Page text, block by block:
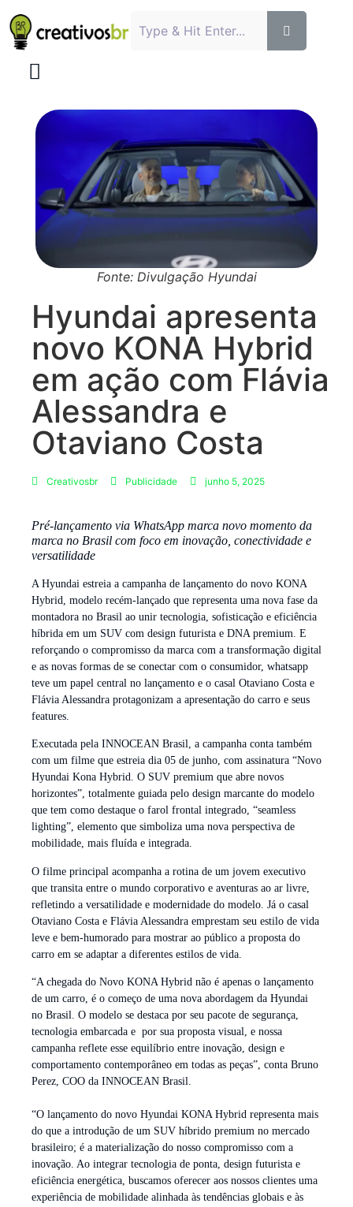
Fonte: Divulgação Hyundai
Hyundai apresenta
novo KONA Hybrid
em ação com Flávia
Alessandra e
Otaviano Costa
Creativosbr Publicidade junho 5, 2025
Pré-lançamento via WhatsApp marca novo momento da
marca no Brasil com foco em inovação, conectividade e
versatilidade
A Hyundai estreia a campanha de lançamento do novo KONA
Hybrid, modelo recém-lançado que representa uma nova fase da
montadora no Brasil ao unir tecnologia, sofisticação e eficiência
híbrida em um SUV com design futurista e DNA premium. E
reforçando o compromisso da marca com a transformação digital
e as novas formas de se conectar com o consumidor, whatsapp
teve um papel central no lançamento e o casal Otaviano Costa e
Flávia Alessandra protagonizam a apresentação do carro e seus
features.
Executada pela INNOCEAN Brasil, a campanha conta também
com um filme que estreia dia 05 de junho, com assinatura “Novo
Hyundai Kona Hybrid. O SUV premium que abre novos
horizontes”, totalmente guiada pelo design marcante do modelo
que tem como destaque o farol frontal integrado, “seamless
lighting”, elemento que simboliza uma nova perspectiva de
mobilidade, mais fluída e integrada.
O filme principal acompanha a rotina de um jovem executivo
que transita entre o mundo corporativo e aventuras ao ar livre,
refletindo a versatilidade e modernidade do modelo. Já o casal
Otaviano Costa e Flávia Alessandra emprestam seu estilo de vida
leve e bem-humorado para mostrar ao público a proposta do
carro em se adaptar a diferentes estilos de vida.
“A chegada do Novo KONA Hybrid não é apenas o lançamento
de um carro, é o começo de uma nova abordagem da Hyundai
no Brasil. O modelo se destaca por seu pacote de segurança,
tecnologia embarcada e por sua proposta visual, e nossa
campanha reflete esse equilíbrio entre inovação, design e
comportamento contemporâneo em todas as peças”, conta Bruno
Perez, COO da INNOCEAN Brasil.
“O lançamento do novo Hyundai KONA Hybrid representa mais
do que a introdução de um SUV híbrido premium no mercado
brasileiro; é a materialização do nosso compromisso com a
inovação. Ao integrar tecnologia de ponta, design futurista e
eficiência energética, buscamos oferecer aos nossos clientes uma
experiência de mobilidade alinhada às tendências globais e às